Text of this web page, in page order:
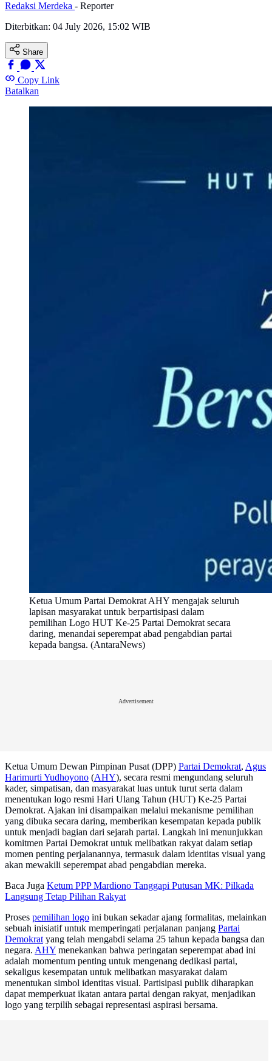
Redaksi Merdeka - Reporter
Diterbitkan: 04 July 2026, 15:02 WIB
Share
Copy Link
Batalkan
Ketua Umum Partai Demokrat AHY mengajak seluruh
lapisan masyarakat untuk berpartisipasi dalam
pemilihan Logo HUT Ke-25 Partai Demokrat secara
daring, menandai seperempat abad pengabdian partai
kepada bangsa. (AntaraNews)
Advertisement
Ketua Umum Dewan Pimpinan Pusat (DPP) Partai Demokrat, Agus
Harimurti Yudhoyono (AHY), secara resmi mengundang seluruh
kader, simpatisan, dan masyarakat luas untuk turut serta dalam
menentukan logo resmi Hari Ulang Tahun (HUT) Ke-25 Partai
Demokrat. Ajakan ini disampaikan melalui mekanisme pemilihan
yang dibuka secara daring, memberikan kesempatan kepada publik
untuk menjadi bagian dari sejarah partai. Langkah ini menunjukkan
komitmen Partai Demokrat untuk melibatkan rakyat dalam setiap
momen penting perjalanannya, termasuk dalam identitas visual yang
akan mewakili seperempat abad pengabdian mereka.
Baca Juga Ketum PPP Mardiono Tanggapi Putusan MK: Pilkada
Langsung Tetap Pilihan Rakyat
Proses pemilihan logo ini bukan sekadar ajang formalitas, melainkan
sebuah inisiatif untuk memperingati perjalanan panjang Partai
Demokratyang telah mengabdi selama 25 tahun kepada bangsa dan
negara. AHY menekankan bahwa peringatan seperempat abad ini
adalah momentum penting untuk mengenang dedikasi partai,
sekaligus kesempatan untuk melibatkan masyarakat dalam
menentukan simbol identitas visual. Partisipasi publik diharapkan
dapat memperkuat ikatan antara partai dengan rakyat, menjadikan
logo yang terpilih sebagai representasi aspirasi bersama.